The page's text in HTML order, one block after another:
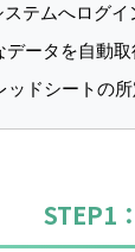
テムへログイ
データを自動
ッドシートの
STEP1